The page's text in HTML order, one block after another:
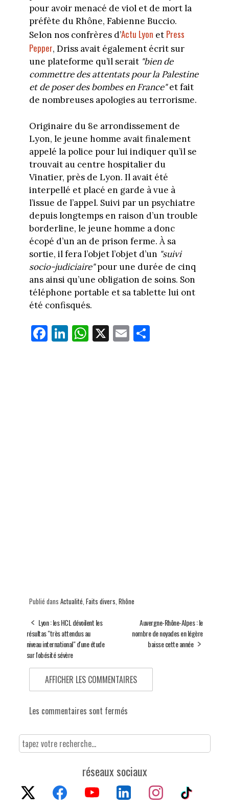
pour avoir menacé de viol et de mort la
préfète du Rhône, Fabienne Buccio.
Selon nos confrères d’Actu Lyon et Press
Pepper, Driss avait également écrit sur
une plateforme qu’il serait "bien de
commettre des attentats pour la Palestine
et de poser des bombes en France"et fait
de nombreuses apologies au terrorisme.
Originaire du 8e arrondissement de
Lyon, le jeune homme avait finalement
appelé la police pour lui indiquer qu’il se
trouvait au centre hospitalier du
Vinatier, près de Lyon. Il avait été
interpellé et placé en garde à vue à
l’issue de l’appel. Suivi par un psychiatre
depuis longtemps en raison d’un trouble
borderline, le jeune homme a donc
écopé d’un an de prison ferme. À sa
sortie, il fera l’objet l’objet d’un "suivi
socio-judiciaire"pour une durée de cinq
ans ainsi qu’une obligation de soins. Son
téléphone portable et sa tablette lui ont
été confisqués.
Fa
ce
Li
nk
W
ha
X E
m
Pa
Publié dans Actualité, Faits divers, Rhône
Lyon : les HCL dévoilent les
résultas "très attendus au
niveau international" d'une étude
sur l'obésité sévère
Auvergne-Rhône-Alpes : le
nombre de noyades en légère
baisse cette année
AFFICHER LES COMMENTAIRES
Les commentaires sont fermés
réseaux sociaux